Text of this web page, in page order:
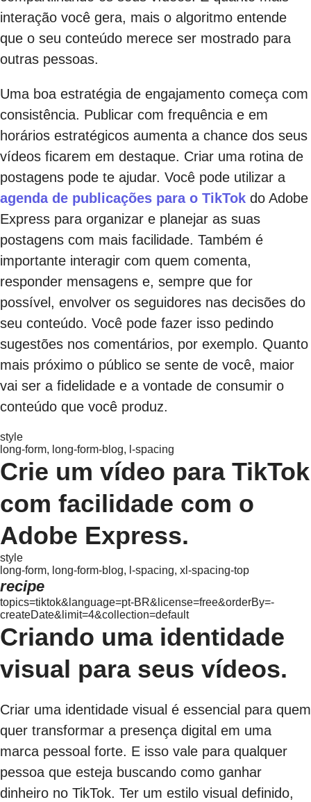
interação você gera, mais o algoritmo entende
que o seu conteúdo merece ser mostrado para
outras pessoas.
Uma boa estratégia de engajamento começa com
consistência. Publicar com frequência e em
horários estratégicos aumenta a chance dos seus
vídeos ficarem em destaque. Criar uma rotina de
postagens pode te ajudar. Você pode utilizar a
agenda de publicações para o TikTok do Adobe
Express para organizar e planejar as suas
postagens com mais facilidade. Também é
importante interagir com quem comenta,
responder mensagens e, sempre que for
possível, envolver os seguidores nas decisões do
seu conteúdo. Você pode fazer isso pedindo
sugestões nos comentários, por exemplo. Quanto
mais próximo o público se sente de você, maior
vai ser a fidelidade e a vontade de consumir o
conteúdo que você produz.
style
long-form, long-form-blog, l-spacing
Crie um vídeo para TikTok
com facilidade com o
Adobe Express.
style
long-form, long-form-blog, l-spacing, xl-spacing-top
recipe
topics=tiktok&language=pt-BR&license=free&orderBy=-
createDate&limit=4&collection=default
Criando uma identidade
visual para seus vídeos.
Criar uma identidade visual é essencial para quem
quer transformar a presença digital em uma
marca pessoal forte. E isso vale para qualquer
pessoa que esteja buscando como ganhar
dinheiro no TikTok. Ter um estilo visual definido,